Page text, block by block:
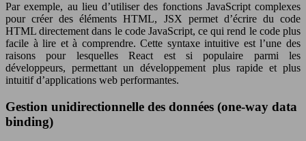
Par exemple, au lieu d’utiliser des fonctions JavaScript complexes
pour créer des éléments HTML, JSX permet d’écrire du code
HTML directement dans le code JavaScript, ce qui rend le code plus
facile à lire et à comprendre. Cette syntaxe intuitive est l’une des
raisons pour lesquelles React est si populaire parmi les
développeurs, permettant un développement plus rapide et plus
intuitif d’applications web performantes.
Gestion unidirectionnelle des données (one-way data
binding)